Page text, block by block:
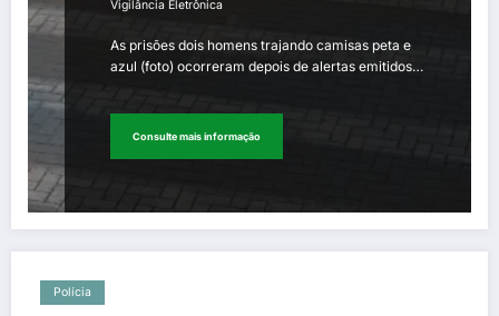
Vigilância Eletrônica
As prisões dois homens trajando camisas peta e
azul (foto) ocorreram depois de alertas emitidos…
Consulte mais informação
Polícia